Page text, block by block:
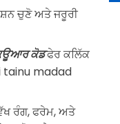
ਚੁਣੋ ਅਤੇ ਜਰੂਰੀ
ਕੋਡਫੇਰ ਕਲਿੱਕ
tainu madad
ਰੰਗ, ਫਰੇਮ, ਅਤੇ